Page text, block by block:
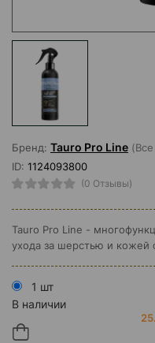
Бренд: Tauro Pro Line
ID: 1124093800
(0 Отзывы)
Tauro Pro Line -
ухода за шерстью и кожей
1 шт
В наличии